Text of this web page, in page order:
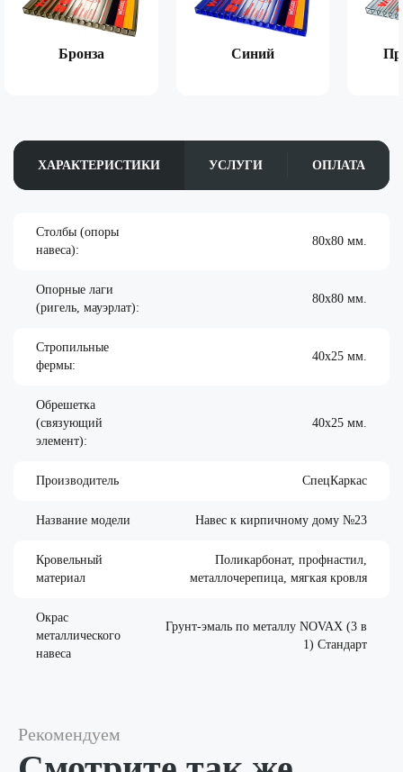
Бронза Синий
ХАРАКТЕРИСТИКИ УСЛУГИ ОПЛАТА
Столбы (опоры
навеса):
80х80 мм.
Опорные лаги
(ригель, мауэрлат):
80х80 мм.
Стропильные
фермы:
40х25 мм.
Обрешетка
(связующий
элемент):
40х25 мм.
Производитель СпецКаркас
Название модели Навес к кирпичному дому №23
Кровельный
материал
Поликарбонат, профнастил,
металлочерепица, мягкая кровля
Окрас
металлического
навеса
Грунт-эмаль по металлу NOVAX (3 в
1) Стандарт
Рекомендуем